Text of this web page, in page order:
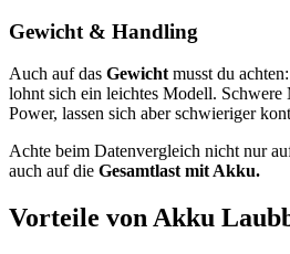
Gewicht & Handling
Auch auf das Gewichtmusst du
lohnt sich ein leichtes Modell. Schwere
Power, lassen sich aber schwieriger
Achte beim Datenvergleich nicht nur
auch auf die Gesamtlast mit Akku.
Vorteile von Akku